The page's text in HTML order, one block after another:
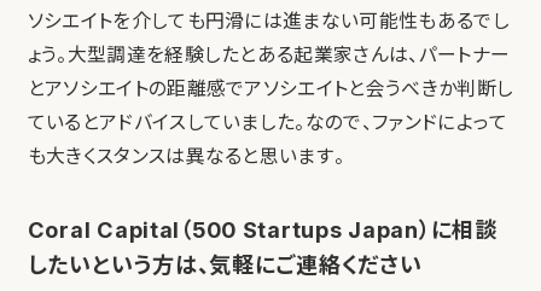
ソシエイトを介しても円滑には進まない可能性もあるでし
ょう。大型調達を経験したとある起業家さんは、パートナー
とアソシエイトの距離感でアソシエイトと会うべきか判断し
ているとアドバイスしていました。なので、ファンドによって
も大きくスタンスは異なると思います。
Coral Capital（500 Startups Japan）に相談
したいという方は、気軽にご連絡ください